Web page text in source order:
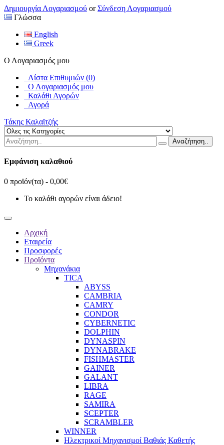
Δημιουργία Λογαριασμού orΣύνδεση Λογαριασμού
Γλώσσα
English
Greek
Ο Λογαριασμός μου
Λίστα Επιθυμιών (0)
Ο Λογαριασμός μου
Καλάθι Αγορών
Αγορά
Τάκης Καλαϊτζής
Αναζήτηση..
Εμφάνιση καλαθιού
0 προϊόν(τα) - 0,00€
Το καλάθι αγορών είναι άδειο!
Αρχική
Εταιρεία
Προσφορές
Προϊόντα
Μηχανάκια
TICA
ABYSS
CAMBRIA
CAMRY
CONDOR
CYBERNETIC
DOLPHIN
DYNASPIN
DYNABRAKE
FISHMASTER
GAINER
GALANT
LIBRA
RAGE
SAMIRA
SCEPTER
SCRAMBLER
WINNER
Ηλεκτρικοί Μηχανισμοί Βαθιάς Καθετής